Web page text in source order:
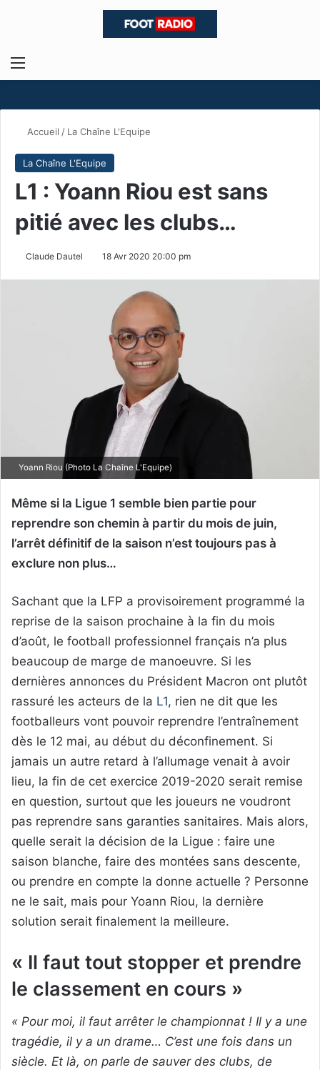
Menu
Accueil / La Chaîne L'Equipe
La Chaîne L'Equipe
L1 : Yoann Riou est sans
pitié avec les clubs…
Claude Dautel 18 Avr 2020 20:00 pm
Yoann Riou (Photo La Chaîne L'Equipe)
Même si la Ligue 1 semble bien partie pour
reprendre son chemin à partir du mois de juin,
l’arrêt définitif de la saison n’est toujours pas à
exclure non plus…
Sachant que la LFP a provisoirement programmé la
reprise de la saison prochaine à la fin du mois
d’août, le football professionnel français n’a plus
beaucoup de marge de manoeuvre. Si les
dernières annonces du Président Macron ont plutôt
rassuré les acteurs de la L1, rien ne dit que les
footballeurs vont pouvoir reprendre l’entraînement
dès le 12 mai, au début du déconfinement. Si
jamais un autre retard à l’allumage venait à avoir
lieu, la fin de cet exercice 2019-2020 serait remise
en question, surtout que les joueurs ne voudront
pas reprendre sans garanties sanitaires. Mais alors,
quelle serait la décision de la Ligue : faire une
saison blanche, faire des montées sans descente,
ou prendre en compte la donne actuelle ? Personne
ne le sait, mais pour Yoann Riou, la dernière
solution serait finalement la meilleure.
« Il faut tout stopper et prendre
le classement en cours »
« Pour moi, il faut arrêter le championnat ! Il y a une
tragédie, il y a un drame… C’est une fois dans un
siècle. Et là, on parle de sauver des clubs, de